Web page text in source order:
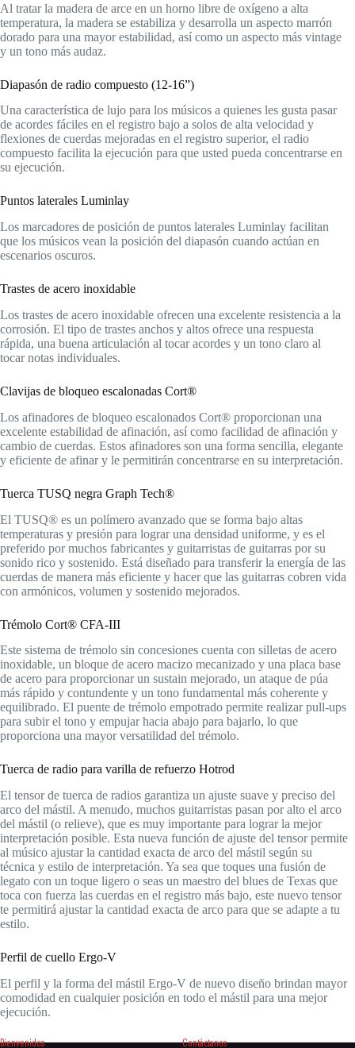
Al tratar la madera de arce en un horno libre de oxígeno a alta
temperatura, la madera se estabiliza y desarrolla un aspecto marrón
dorado para una mayor estabilidad, así como un aspecto más vintage
y un tono más audaz.
Diapasón de radio compuesto (12-16”)
Una característica de lujo para los músicos a quienes les gusta pasar
de acordes fáciles en el registro bajo a solos de alta velocidad y
flexiones de cuerdas mejoradas en el registro superior, el radio
compuesto facilita la ejecución para que usted pueda concentrarse en
su ejecución.
Puntos laterales Luminlay
Los marcadores de posición de puntos laterales Luminlay facilitan
que los músicos vean la posición del diapasón cuando actúan en
escenarios oscuros.
Trastes de acero inoxidable
Los trastes de acero inoxidable ofrecen una excelente resistencia a la
corrosión. El tipo de trastes anchos y altos ofrece una respuesta
rápida, una buena articulación al tocar acordes y un tono claro al
tocar notas individuales.
Clavijas de bloqueo escalonadas Cort®
Los afinadores de bloqueo escalonados Cort® proporcionan una
excelente estabilidad de afinación, así como facilidad de afinación y
cambio de cuerdas. Estos afinadores son una forma sencilla, elegante
y eficiente de afinar y le permitirán concentrarse en su interpretación.
Tuerca TUSQ negra Graph Tech®
El TUSQ® es un polímero avanzado que se forma bajo altas
temperaturas y presión para lograr una densidad uniforme, y es el
preferido por muchos fabricantes y guitarristas de guitarras por su
sonido rico y sostenido. Está diseñado para transferir la energía de las
cuerdas de manera más eficiente y hacer que las guitarras cobren vida
con armónicos, volumen y sostenido mejorados.
Trémolo Cort® CFA-III
Este sistema de trémolo sin concesiones cuenta con silletas de acero
inoxidable, un bloque de acero macizo mecanizado y una placa base
de acero para proporcionar un sustain mejorado, un ataque de púa
más rápido y contundente y un tono fundamental más coherente y
equilibrado. El puente de trémolo empotrado permite realizar pull-ups
para subir el tono y empujar hacia abajo para bajarlo, lo que
proporciona una mayor versatilidad del trémolo.
Tuerca de radio para varilla de refuerzo Hotrod
El tensor de tuerca de radios garantiza un ajuste suave y preciso del
arco del mástil. A menudo, muchos guitarristas pasan por alto el arco
del mástil (o relieve), que es muy importante para lograr la mejor
interpretación posible. Esta nueva función de ajuste del tensor permite
al músico ajustar la cantidad exacta de arco del mástil según su
técnica y estilo de interpretación. Ya sea que toques una fusión de
legato con un toque ligero o seas un maestro del blues de Texas que
toca con fuerza las cuerdas en el registro más bajo, este nuevo tensor
te permitirá ajustar la cantidad exacta de arco para que se adapte a tu
estilo.
Perfil de cuello Ergo-V
El perfil y la forma del mástil Ergo-V de nuevo diseño brindan mayor
comodidad en cualquier posición en todo el mástil para una mejor
ejecución.
Bienvenidos Contáctanos